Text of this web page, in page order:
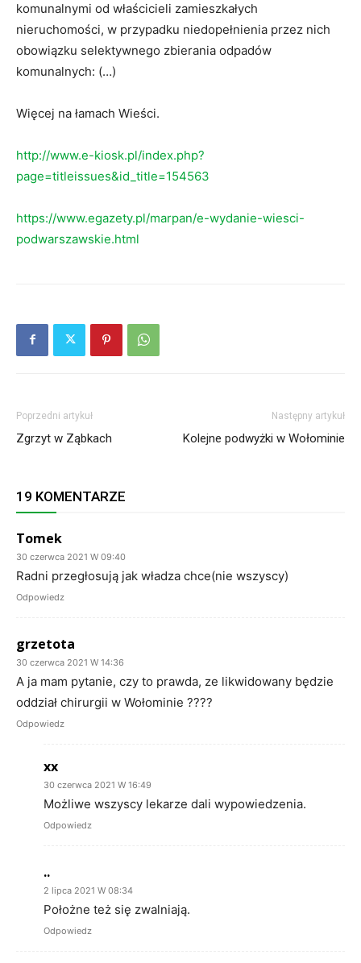
komunalnymi od właścicieli zamieszkałych
nieruchomości, w przypadku niedopełnienia przez nich
obowiązku selektywnego zbierania odpadów
komunalnych: (…)
Więcej na łamach Wieści.
http://www.e-kiosk.pl/index.php?
page=titleissues&id_title=154563
https://www.egazety.pl/marpan/e-wydanie-wiesci-
podwarszawskie.html
Poprzedni artykuł
Zgrzyt w Ząbkach
Następny artykuł
Kolejne podwyżki w Wołominie
19 KOMENTARZE
Tomek
30 czerwca 2021 W 09:40
Radni przegłosują jak władza chce(nie wszyscy)
Odpowiedz
grzetota
30 czerwca 2021 W 14:36
A ja mam pytanie, czy to prawda, ze likwidowany będzie
oddział chirurgii w Wołominie ????
Odpowiedz
xx
30 czerwca 2021 W 16:49
Możliwe wszyscy lekarze dali wypowiedzenia.
Odpowiedz
..
2 lipca 2021 W 08:34
Położne też się zwalniają.
Odpowiedz